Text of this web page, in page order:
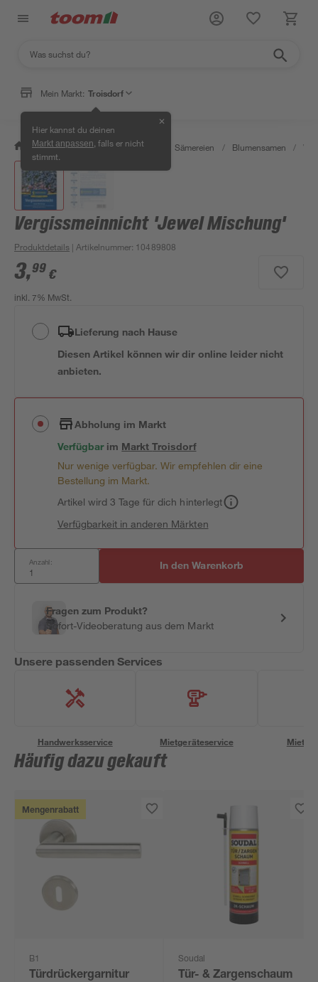
Mein Markt: Troisdorf
Hier kannst du deinen
Markt anpassen , falls er nicht
stimmt.
✕
/ Garten & Freizeit / Pflanzen Sämereien / Blumensamen /
Vergissmeinnicht 'Jewel Mischung'
Produktdetails | Artikelnummer: 10489808
3,99 €
inkl. 7% MwSt.
Lieferung nach Hause
Diesen Artikel können wir dir online leider nicht
anbieten.
Abholung im Markt
Verfügbar im MarktTroisdorf
Nur wenige verfügbar. Wir empfehlen dir eine
Bestellung im Markt.
Artikel wird 3 Tage für dich hinterlegt
Verfügbarkeit in anderen Märkten
Anzahl: In den Warenkorb
Fragen zum Produkt?
Sofort-Videoberatung aus dem Markt
Unsere passenden Services
Handwerksservice Mietgeräteservice
Häufig dazu gekauft
Mengenrabatt
B1
Türdrückergarnitur
Soudal
Tür- & Zargenschaum